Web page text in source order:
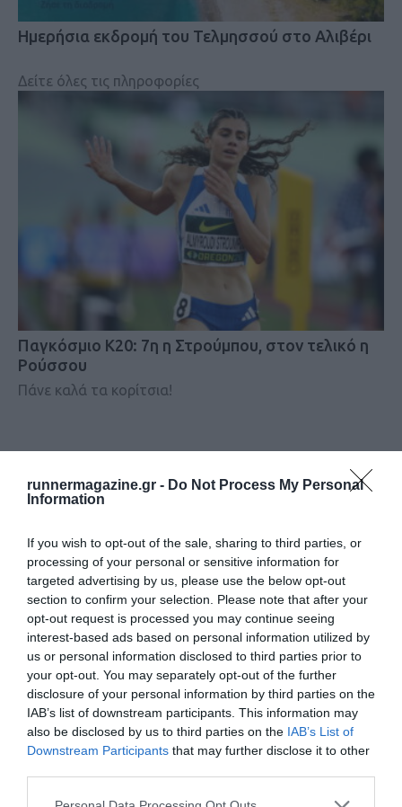
runnermagazine.gr - Do Not Process My Personal
Information
If you wish to opt-out of the sale, sharing to third parties, or
processing of your personal or sensitive information for
targeted advertising by us, please use the below opt-out
section to confirm your selection. Please note that after your
opt-out request is processed you may continue seeing
interest-based ads based on personal information utilized by
us or personal information disclosed to third parties prior to
your opt-out. You may separately opt-out of the further
disclosure of your personal information by third parties on the
IAB’s list of downstream participants. This information may
also be disclosed by us to third parties on the IAB’s List of
Downstream Participants that may further disclose it to other
Ημερήσια εκδρομή του Τελμησσού στο Αλιβέρι
Δείτε όλες τις πληροφορίες
Παγκόσμιο Κ20: 7η η Στρούμπου, στον τελικό η
Ρούσσου
Πάνε καλά τα κορίτσια!